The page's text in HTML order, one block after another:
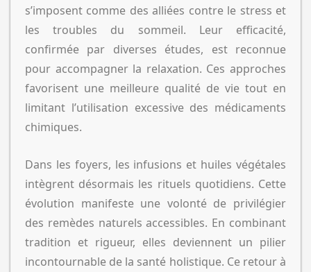
s’imposent comme des alliées contre le stress et
les troubles du sommeil. Leur efficacité,
confirmée par diverses études, est reconnue
pour accompagner la relaxation. Ces approches
favorisent une meilleure qualité de vie tout en
limitant l’utilisation excessive des médicaments
chimiques.
Dans les foyers, les infusions et huiles végétales
intègrent désormais les rituels quotidiens. Cette
évolution manifeste une volonté de privilégier
des remèdes naturels accessibles. En combinant
tradition et rigueur, elles deviennent un pilier
incontournable de la santé holistique. Ce retour à